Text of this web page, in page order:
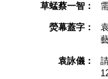
草蜢蔡一智：
熒幕蓋字：
袁詠儀：